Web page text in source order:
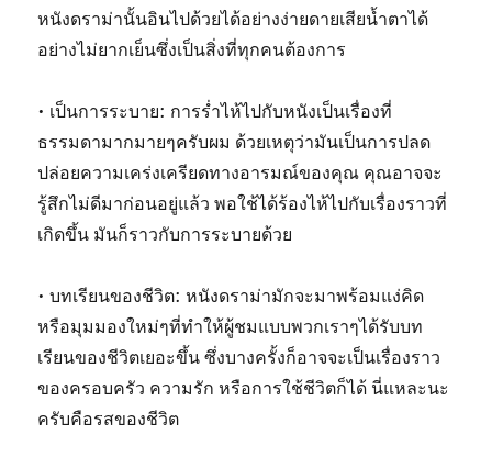
หนังดราม่านั้นอินไปด้วยได้อย่างง่ายดายเสียน้ำตาได้
อย่างไม่ยากเย็นซึ่งเป็นสิ่งที่ทุกคนต้องการ
• เป็นการระบาย: การร่ำไห้ไปกับหนังเป็นเรื่องที่
ธรรมดามากมายๆครับผม ด้วยเหตุว่ามันเป็นการปลด
ปล่อยความเคร่งเครียดทางอารมณ์ของคุณ คุณอาจจะ
รู้สึกไม่ดีมาก่อนอยู่แล้ว พอใช้ได้ร้องไห้ไปกับเรื่องราวที่
เกิดขึ้น มันก็ราวกับการระบายด้วย
• บทเรียนของชีวิต: หนังดราม่ามักจะมาพร้อมแง่คิด
หรือมุมมองใหม่ๆที่ทำให้ผู้ชมแบบพวกเราๆได้รับบท
เรียนของชีวิตเยอะขึ้น ซึ่งบางครั้งก็อาจจะเป็นเรื่องราว
ของครอบครัว ความรัก หรือการใช้ชีวิตก็ได้ นี่แหละนะ
ครับคือรสของชีวิต